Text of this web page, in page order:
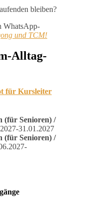
bleiben?
WhatsApp-
und TCM!
Alltag-
für Kursleiter
(für Senioren) /
31.01.2027
(für Senioren) /